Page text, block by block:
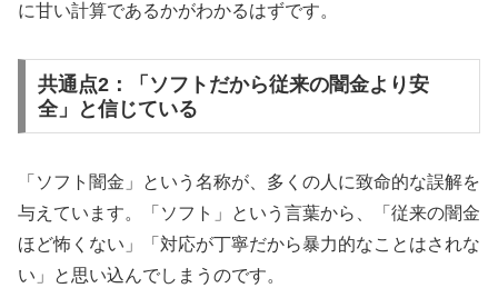
に甘い計算であるかがわかるはずです。
共通点2：「ソフトだから従来の闇金より安
全」と信じている
「ソフト闇金」という名称が、多くの人に致命的な誤解を
与えています。「ソフト」という言葉から、「従来の闇金
ほど怖くない」「対応が丁寧だから暴力的なことはされな
い」と思い込んでしまうのです。